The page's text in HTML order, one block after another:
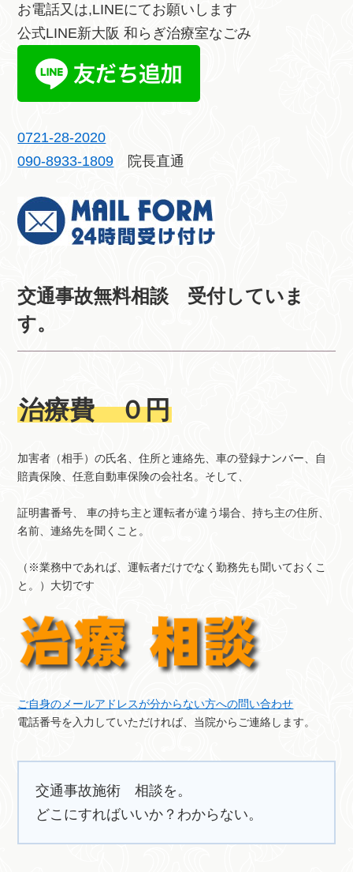
お電話又は,LINEにてお願いします
公式LINE新大阪 和らぎ治療室なごみ
0721-28-2020
090-8933-1809 院長直通
交通事故無料相談 受付していま
す。
治療費 ０円
加害者（相手）の氏名、住所と連絡先、車の登録ナンバー、自
賠責保険、任意自動車保険の会社名。そして、
証明書番号、 車の持ち主と運転者が違う場合、持ち主の住所、
名前、連絡先を聞くこと。
（※業務中であれば、運転者だけでなく勤務先も聞いておくこ
と。）大切です
ご自身のメールアドレスが分からない方への問い合わせ
電話番号を入力していただければ、当院からご連絡します。
交通事故施術 相談を。
どこにすればいいか？わからない。